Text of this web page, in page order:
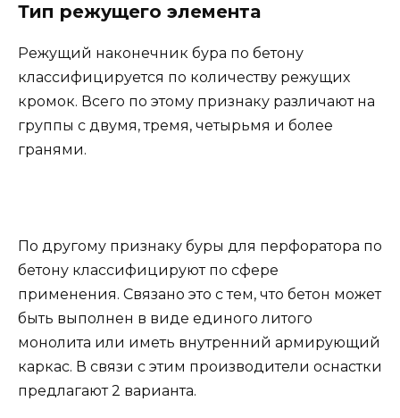
Тип режущего элемента
Режущий наконечник бура по бетону
классифицируется по количеству режущих
кромок. Всего по этому признаку различают на
группы с двумя, тремя, четырьмя и более
гранями.
По другому признаку буры для перфоратора по
бетону классифицируют по сфере
применения. Связано это с тем, что бетон может
быть выполнен в виде единого литого
монолита или иметь внутренний армирующий
каркас. В связи с этим производители оснастки
предлагают 2 варианта.